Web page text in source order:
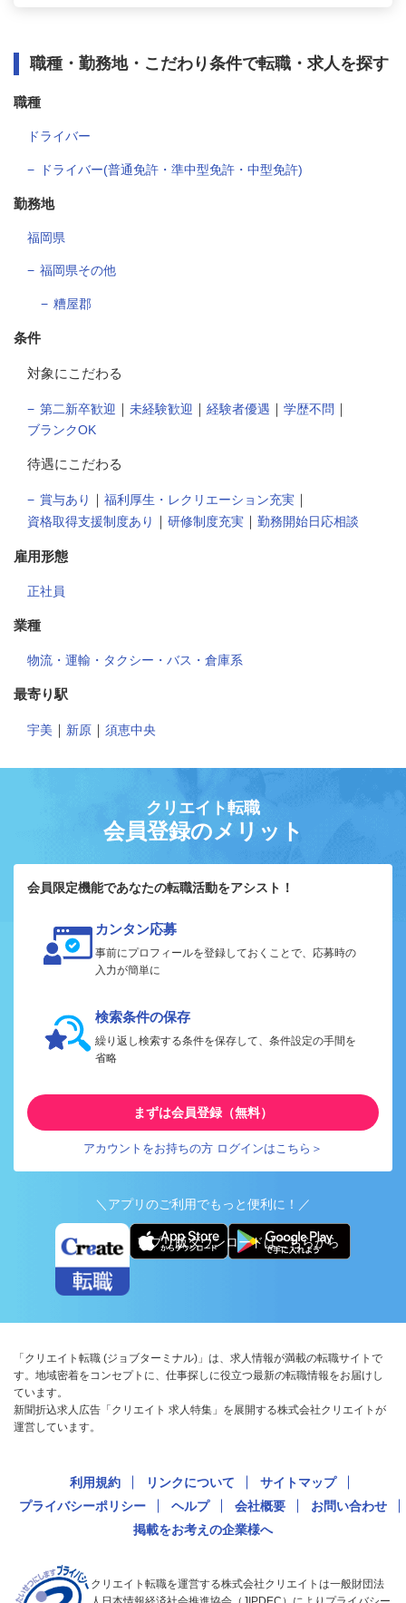
職種・勤務地・こだわり条件で転職・求人を探す
職種
ドライバー
ドライバー(普通免許・準中型免許・中型免許)
勤務地
福岡県
福岡県その他
糟屋郡
条件
対象にこだわる
第二新卒歓迎 ｜ 未経験歓迎 ｜ 経験者優遇 ｜ 学歴不問 ｜
ブランクOK
待遇にこだわる
賞与あり ｜ 福利厚生・レクリエーション充実 ｜
資格取得支援制度あり ｜ 研修制度充実 ｜ 勤務開始日応相談
雇用形態
正社員
業種
物流・運輸・タクシー・バス・倉庫系
最寄り駅
宇美 ｜ 新原 ｜ 須恵中央
クリエイト転職
会員登録のメリット
会員限定機能であなたの転職活動をアシスト！
カンタン応募
事前にプロフィールを登録しておくことで、応募時の
入力が簡単に
検索条件の保存
繰り返し検索する条件を保存して、条件設定の手間を
省略
まずは会員登録（無料）
アカウントをお持ちの方 ログインはこちら＞
＼アプリのご利用でもっと便利に！／
アプリ版ダウンロードはこちらから
「クリエイト転職 (ジョブターミナル)」は、求人情報が満載の転職サイトで
す。地域密着をコンセプトに、仕事探しに役立つ最新の転職情報をお届けし
ています。
新聞折込求人広告「クリエイト 求人特集」を展開する株式会社クリエイトが
運営しています。
利用規約 リンクについて
サイトマップ
プライバシーポリシー
ヘルプ 会社概要
お問い合わせ
掲載をお考えの企業様へ
クリエイト転職を運営する株式会社クリエイトは一般財団法